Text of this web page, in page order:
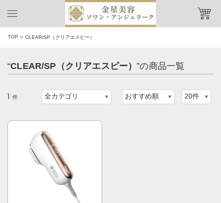
TOP CLEAR/SP（クリアエスピー）
“CLEAR/SP（クリアエスピー）”の商品一覧
1 件